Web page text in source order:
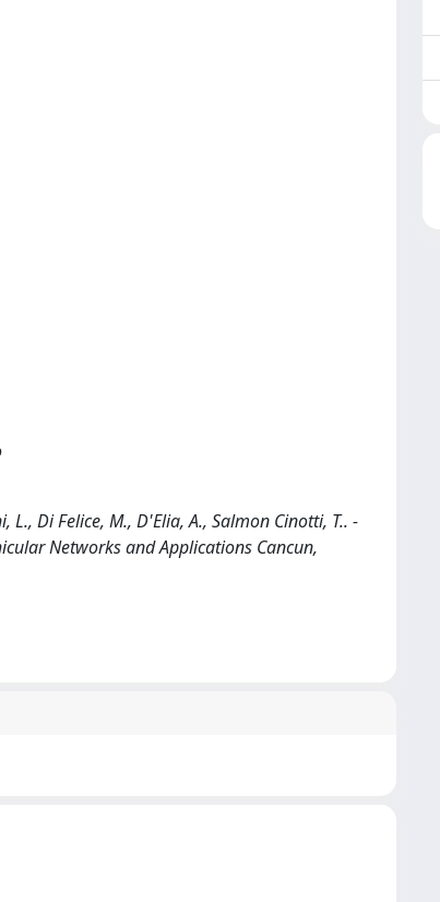
Di Felice, M., D'Elia, A., Salmon Cinotti, T.. -
Networks and Applications Cancun,